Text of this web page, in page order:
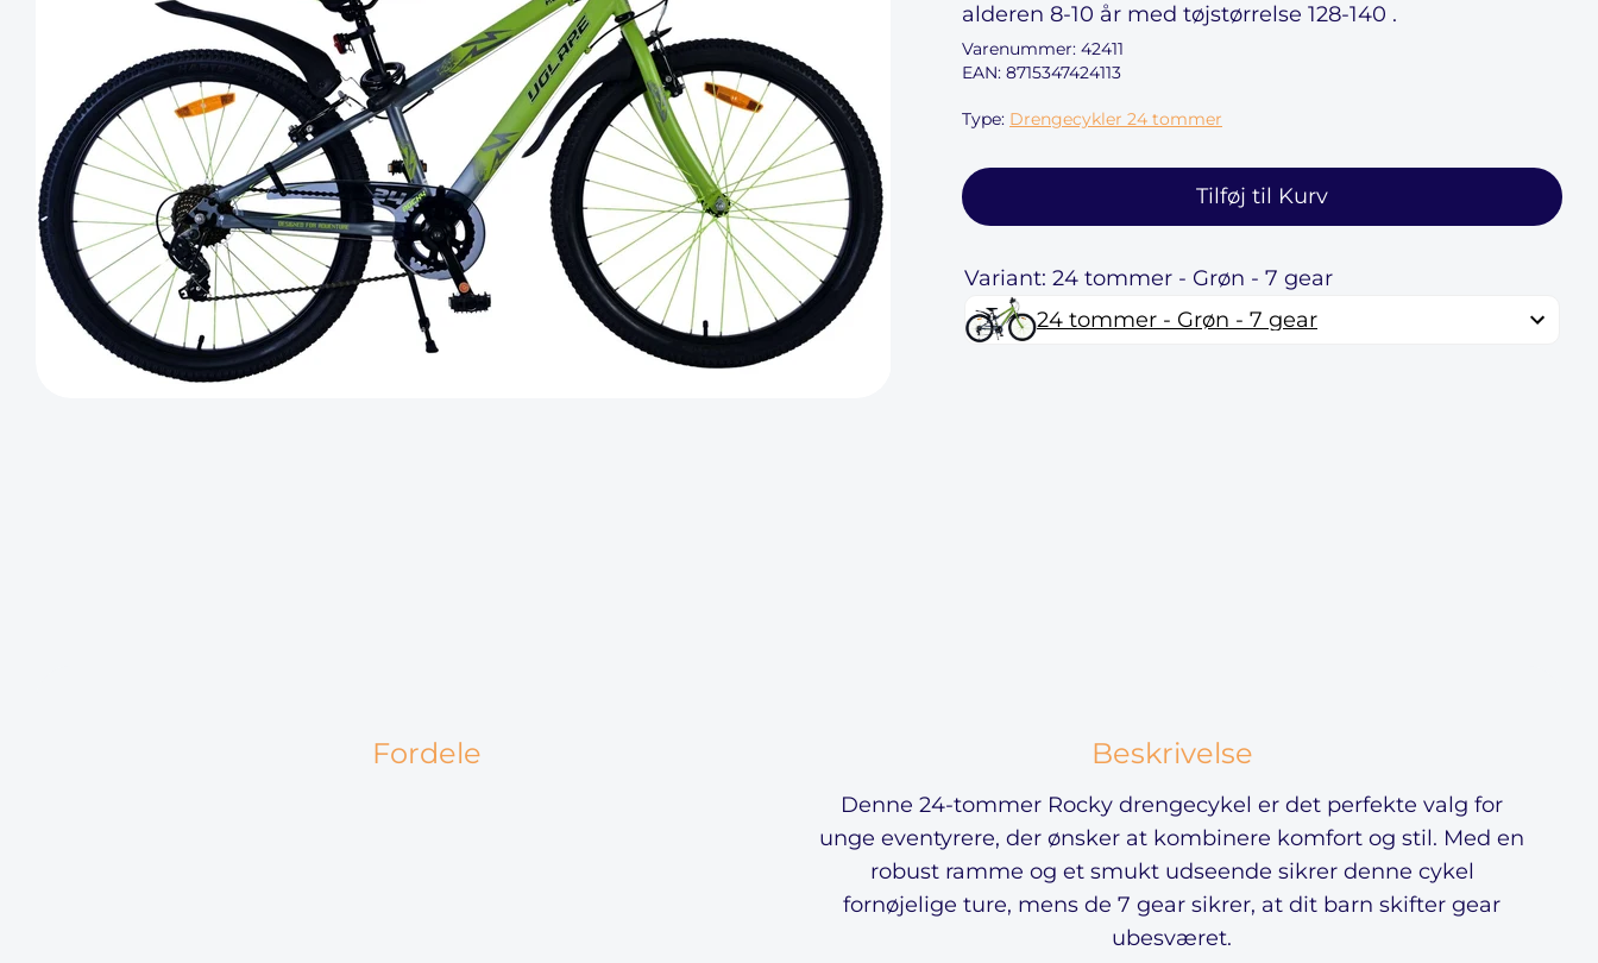
alderen8-10 år med tøjstørrelse128-140 .
Varenummer:42411
EAN: 8715347424113
Type: Drengecykler 24 tommer
Tilføj til Kurv
Variant: 24 tommer - Grøn - 7 gear
24 tommer - Grøn - 7 gear
Fordele Beskrivelse
Denne 24-tommer Rocky drengecykel er det perfekte valg for
unge eventyrere, der ønsker at kombinere komfort og stil. Med en
robust ramme og et smukt udseende sikrer denne cykel
fornøjelige ture, mens de 7 gear sikrer, at dit barn skifter gear
ubesværet.